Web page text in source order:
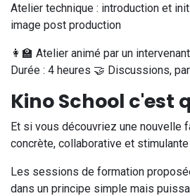
Atelier technique : introduction et
image post production
👩‍🏫 Atelier animé par un
Durée : 4 heures 🤝 Discussions,
Kino School c'est
Et si vous découvriez une nouvelle
concrète, collaborative et stimulante
Les sessions de formation
dans un principe simple mais